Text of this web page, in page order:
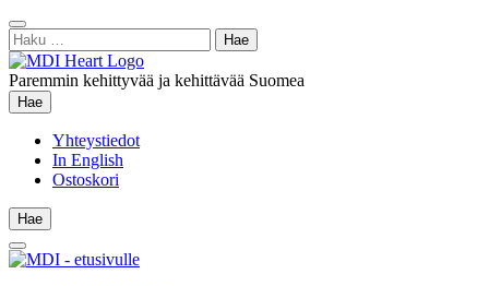
Siirry
sisältöön
Sulje
hae
Haku:
Paremmin kehittyvää ja kehittävää Suomea
Hae
Hae
Yhteystiedot
In English
Ostoskori
Hae
Hae
Main
Menu